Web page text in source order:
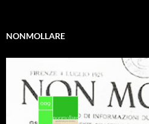
NONMOLLARE